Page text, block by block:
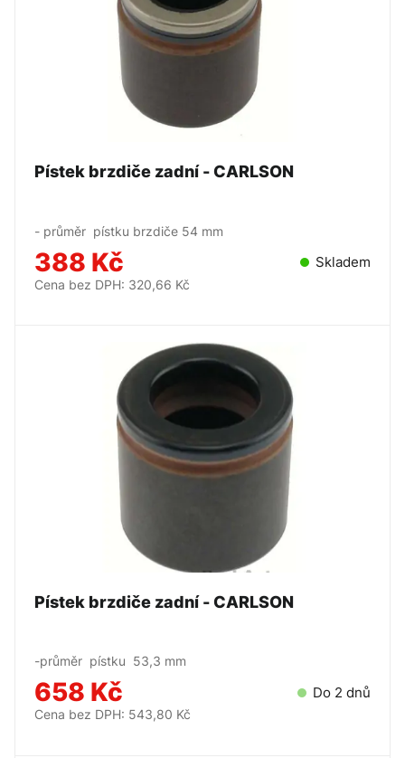
- průměr pístku brzdiče 54 mm
388 Kč Skladem
Cena bez DPH: 320,66 Kč
-průměr pístku 53,3 mm
658 Kč Do 2 dnů
Cena bez DPH: 543,80 Kč